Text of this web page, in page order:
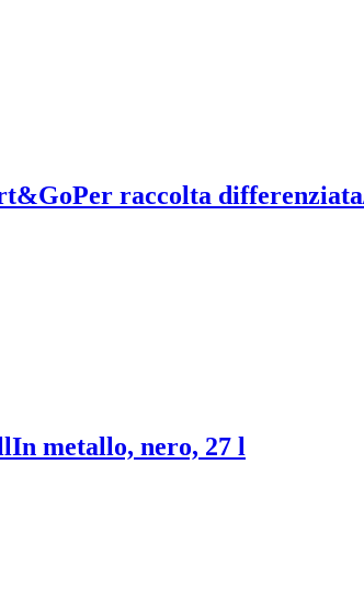
Per raccolta
In metallo, nero, 27 l